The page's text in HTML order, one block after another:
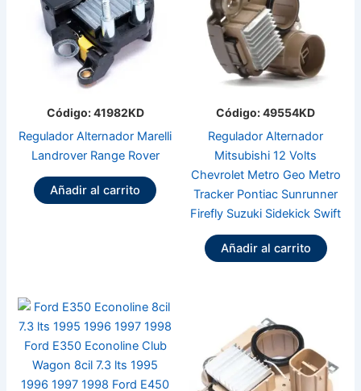
Código: 41982KD
Regulador Alternador Marelli
Landrover Range Rover
Añadir al carrito
Código: 49554KD
Regulador Alternador
Mitsubishi 12 Volts
Chevrolet Metro Geo Metro
Tracker Pontiac Sunrunner
Firefly Suzuki Sidekick Swift
Añadir al carrito